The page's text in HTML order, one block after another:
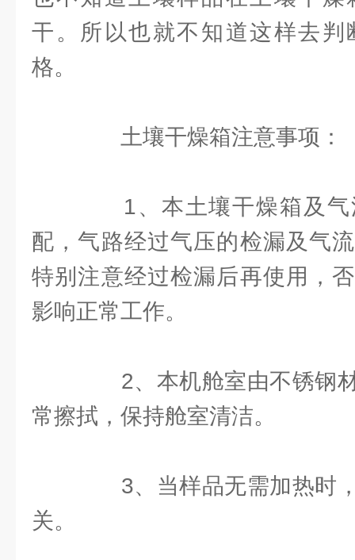
干。所以也就不知道这样去判
格。
土壤干燥箱注意事项：
1、本土壤干燥箱及气
配，气路经过气压的检漏及气
特别注意经过检漏后再使用，
影响正常工作。
2、本机舱室由不锈钢材
常擦拭，保持舱室清洁。
3、当样品无需加热时，
关。